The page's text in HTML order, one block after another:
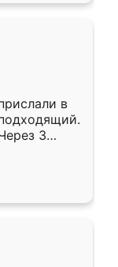
в
3